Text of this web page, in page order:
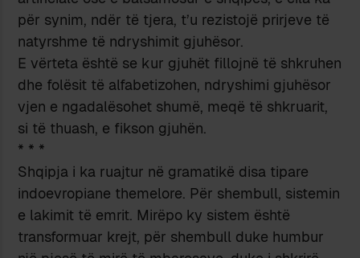
për synim, ndër të tjera, t’u rezistojë prirjeve të
natyrshme të ndryshimit gjuhësor.
E vërteta është se kur gjuhët fillojnë të shkruhen
dhe folësit të alfabetizohen, ndryshimi gjuhësor
vjen e ngadalësohet shumë, meqë të shkruarit,
si të thuash, e fikson gjuhën.
* * *
Shqipja i ka ruajtur në gramatikë disa tipare
indoevropiane themelore. Për shembull, sistemin
e lakimit të emrit. Mirëpo ky sistem është
transformuar krejt, për shembull duke humbur